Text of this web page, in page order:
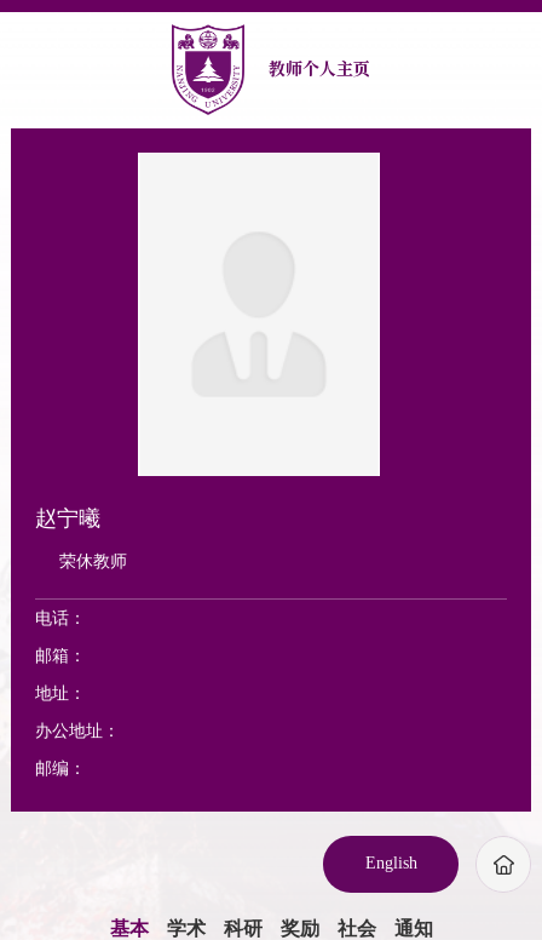
教师个人主页
赵宁曦
荣休教师
电话：
邮箱：
地址：
办公地址：
邮编：
基本
学术
科研
奖励
社会
通知
English